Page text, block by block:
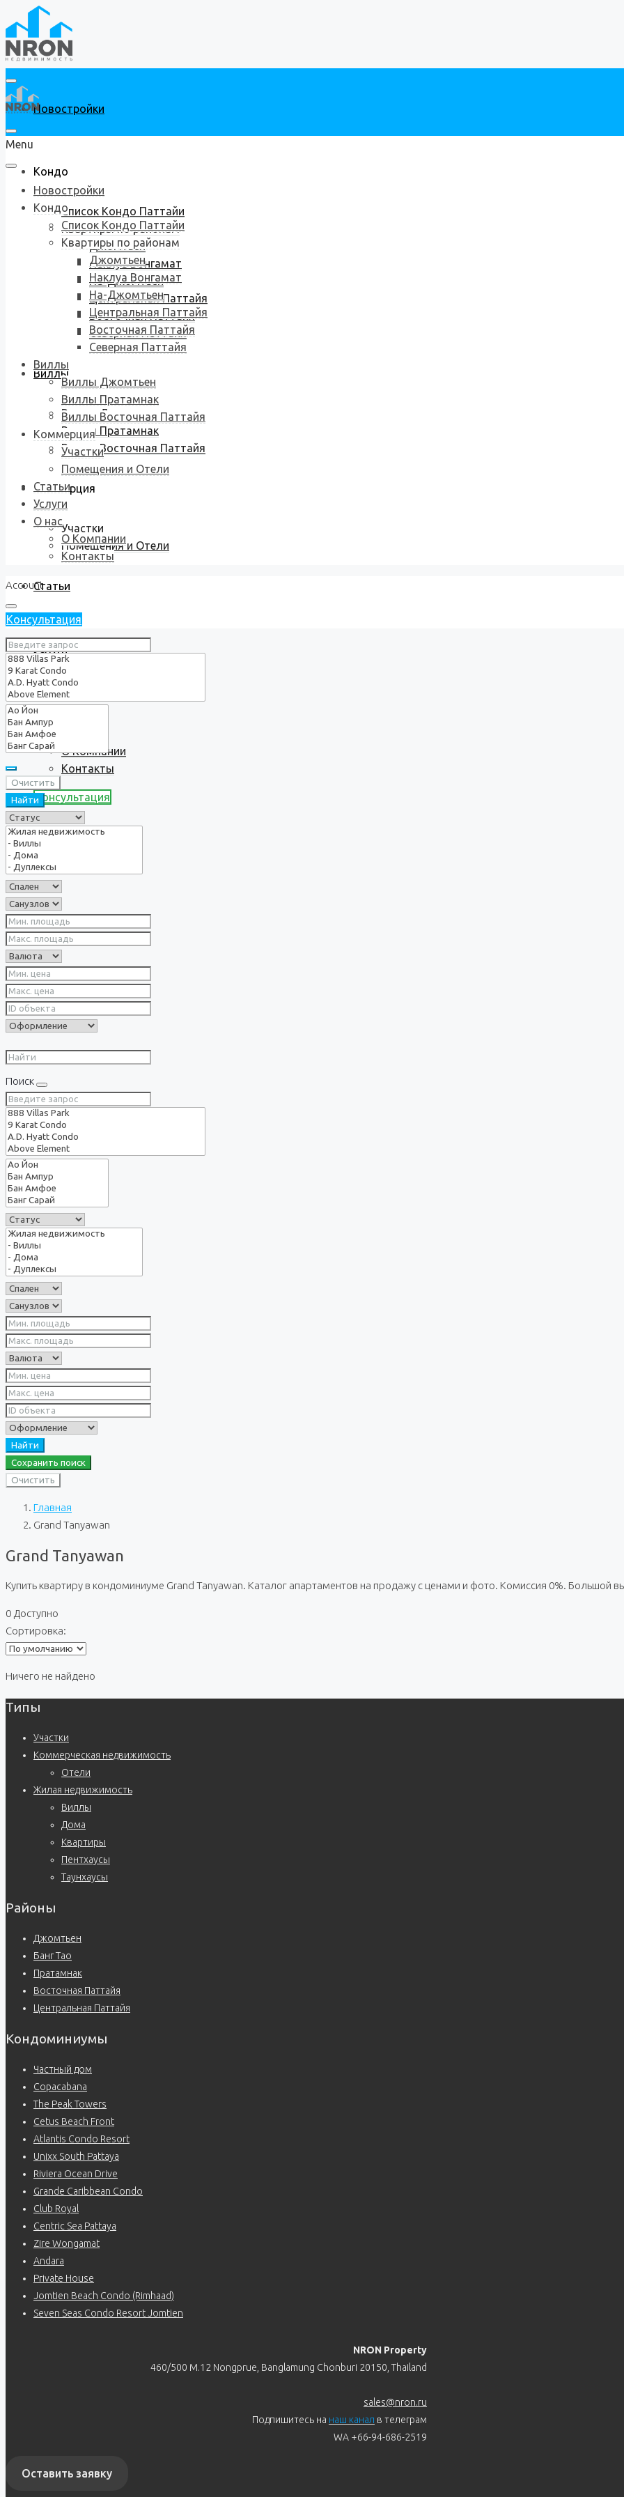
Новостройки
Кондо
Список Кондо Паттайи
Квартиры по районам
Джомтьен
Наклуа Вонгамат
На-Джомтьен
Центральная Паттайя
Восточная Паттайя
Северная Паттайя
Виллы
Виллы Джомтьен
Виллы Пратамнак
Виллы Восточная Паттайя
Коммерция
Участки
Помещения и Отели
Статьи
Услуги
О нас
О Компании
Контакты
Консультация
Menu
Новостройки
Кондо
Список Кондо Паттайи
Квартиры по районам
Джомтьен
Наклуа Вонгамат
На-Джомтьен
Центральная Паттайя
Восточная Паттайя
Северная Паттайя
Виллы
Виллы Джомтьен
Виллы Пратамнак
Виллы Восточная Паттайя
Коммерция
Участки
Помещения и Отели
Статьи
Услуги
О нас
О Компании
Контакты
Account
Консультация
Очистить
Найти
Поиск
Найти
Сохранить поиск
Очистить
Главная
Grand Tanyawan
Grand Tanyawan
Купить квартиру в кондоминиуме Grand Tanyawan. Каталог апартаментов на продажу с ценами и фото. Комиссия 0%. Большой
0 Доступно
Сортировка:
Ничего не найдено
Типы
Участки
Коммерческая недвижимость
Отели
Жилая недвижимость
Виллы
Дома
Квартиры
Пентхаусы
Таунхаусы
Районы
Джомтьен
Банг Тао
Пратамнак
Восточная Паттайя
Центральная Паттайя
Кондоминиумы
Частный дом
Copacabana
The Peak Towers
Cetus Beach Front
Atlantis Condo Resort
Unixx South Pattaya
Riviera Ocean Drive
Grande Caribbean Condo
Club Royal
Centric Sea Pattaya
Zire Wongamat
Andara
Private House
Jomtien Beach Condo (Rimhaad)
Seven Seas Condo Resort Jomtien
NRON Property
460/500 M.12 Nongprue, Banglamung Chonburi 20150, Thailand
sales@nron.ru
Подпишитесь на наш канал в телеграм
WA +66-94-686-2519
Оставить заявку